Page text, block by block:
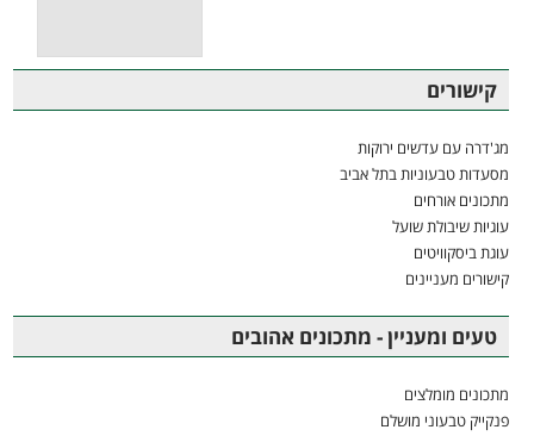
קישורים
מג'דרה עם עדשים ירוקות
מסעדות טבעוניות בתל אביב
מתכונים אורחים
עוגיות שיבולת שועל
עוגת ביסקוויטים
קישורים מעניינים
טעים ומעניין - מתכונים אהובים
מתכונים מומלצים
פנקייק טבעוני מושלם